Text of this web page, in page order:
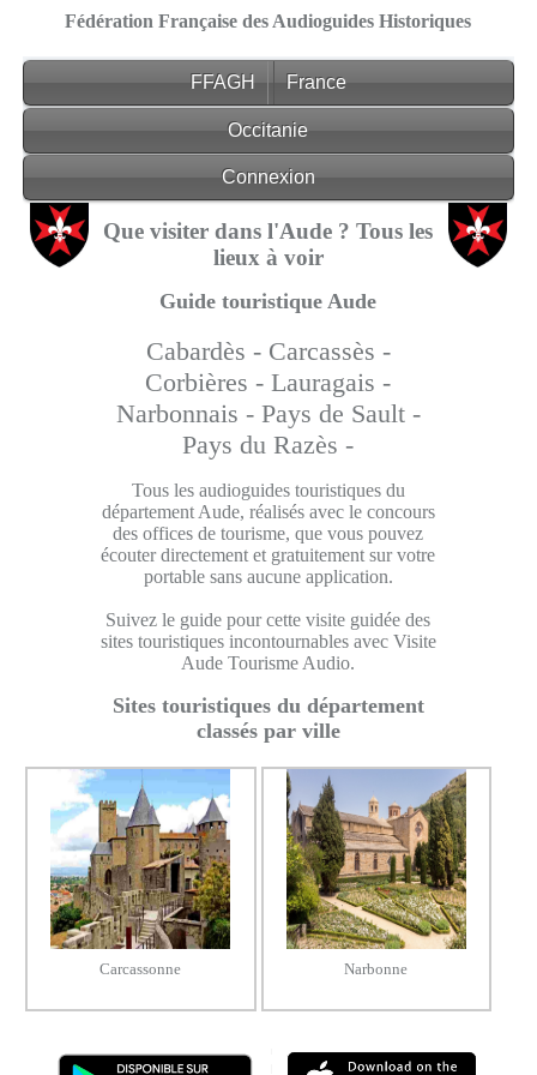
Fédération Française des Audioguides Historiques
FFAGH France
Occitanie
Connexion
Que visiter dans l'Aude ? Tous les
lieux à voir
Guide touristique Aude
Cabardès - Carcassès -
Corbières -Lauragais -
Narbonnais - Pays de Sault -
Pays du Razès -
Tous les audioguides touristiques du
département Aude, réalisés avec le concours
des offices de tourisme, que vous pouvez
écouter directement et gratuitement sur votre
portable sans aucune application.
Suivez le guide pour cette visite guidée des
sites touristiques incontournables avec Visite
Aude Tourisme Audio.
Sites touristiques du département
classés par ville
Carcassonne Narbonne